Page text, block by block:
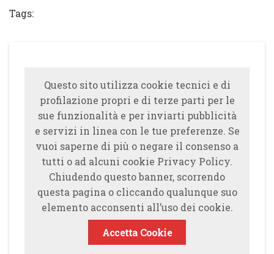
Tags:
Questo sito utilizza cookie tecnici e di
profilazione propri e di terze parti per le
sue funzionalità e per inviarti pubblicità
e servizi in linea con le tue preferenze. Se
vuoi saperne di più o negare il consenso a
tutti o ad alcuni cookie Privacy Policy.
Chiudendo questo banner, scorrendo
questa pagina o cliccando qualunque suo
elemento acconsenti all’uso dei cookie.
Accetta Cookie